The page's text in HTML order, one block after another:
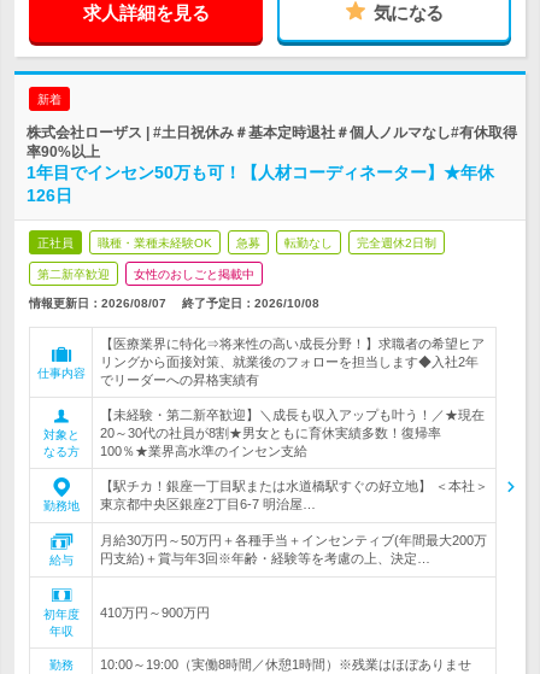
求人詳細を見る 気になる
新着
株式会社ローザス | #土日祝休み＃基本定時退社＃個人ノルマなし#有休取得
率90%以上
1年目でインセン50万も可！【人材コーディネーター】★年休
126日
正社員 職種・業種未経験OK 急募 転勤なし 完全週休2日制
第二新卒歓迎 女性のおしごと掲載中
情報更新日：2026/08/07 終了予定日： 2026/10/08
仕事内容
【医療業界に特化⇒将来性の高い成長分野！】求職者の希望ヒア
リングから面接対策、就業後のフォローを担当します◆入社2年
でリーダーへの昇格実績有
対象と
なる方
【未経験・第二新卒歓迎】＼成長も収入アップも叶う！／★現在
20～30代の社員が8割★男女ともに育休実績多数！復帰率
100％★業界高水準のインセン支給
勤務地
【駅チカ！銀座一丁目駅または水道橋駅すぐの好立地】 ＜本社＞
東京都中央区銀座2丁目6-7 明治屋…
給与
月給30万円～50万円＋各種手当＋インセンティブ(年間最大200万
円支給)＋賞与年3回※年齢・経験等を考慮の上、決定…
初年度
年収
410万円～900万円
勤務
10:00～19:00（実働8時間／休憩1時間）※残業はほぼありませ